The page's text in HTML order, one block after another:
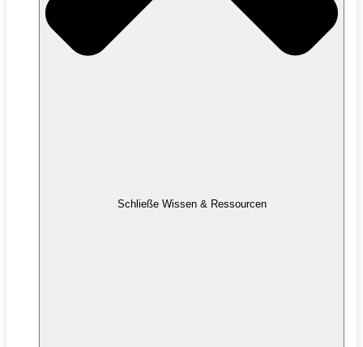
Schließe Wissen & Ressourcen